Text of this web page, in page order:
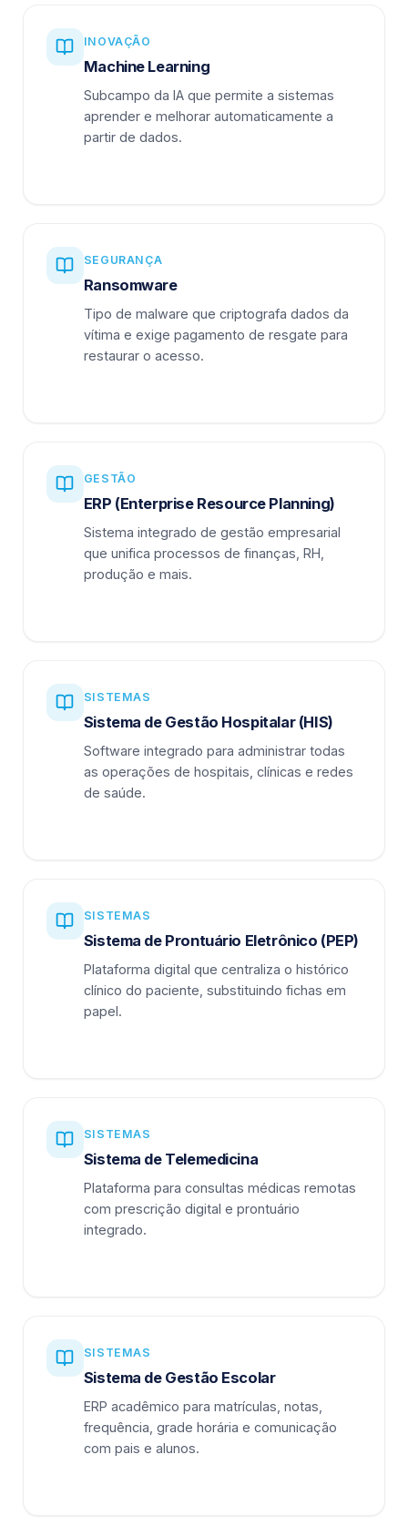
INOVAÇÃO
Machine Learning
Subcampo da IA que permite a sistemas
aprender e melhorar automaticamente a
partir de dados.
SEGURANÇA
Ransomware
Tipo de malware que criptografa dados da
vítima e exige pagamento de resgate para
restaurar o acesso.
GESTÃO
ERP (Enterprise Resource Planning)
Sistema integrado de gestão empresarial
que unifica processos de finanças, RH,
produção e mais.
SISTEMAS
Sistema de Gestão Hospitalar (HIS)
Software integrado para administrar todas
as operações de hospitais, clínicas e redes
de saúde.
SISTEMAS
Sistema de Prontuário Eletrônico (PEP)
Plataforma digital que centraliza o histórico
clínico do paciente, substituindo fichas em
papel.
SISTEMAS
Sistema de Telemedicina
Plataforma para consultas médicas remotas
com prescrição digital e prontuário
integrado.
SISTEMAS
Sistema de Gestão Escolar
ERP acadêmico para matrículas, notas,
frequência, grade horária e comunicação
com pais e alunos.